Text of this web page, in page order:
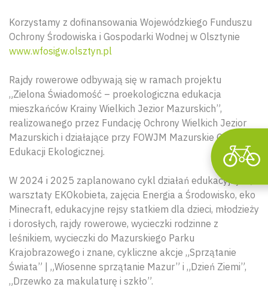
Korzystamy z dofinansowania Wojewódzkiego Funduszu
Ochrony Środowiska i Gospodarki Wodnej w Olsztynie
www.wfosigw.olsztyn.pl
Rajdy rowerowe odbywają się w ramach projektu
„Zielona Świadomość – proekologiczna edukacja
mieszkańców Krainy Wielkich Jezior Mazurskich”,
realizowanego przez Fundację Ochrony Wielkich Jezior
Mazurskich i działające przy FOWJM Mazurskie Centrum
Edukacji Ekologicznej.
W 2024 i 2025 zaplanowano cykl działań edukacyjnych,
warsztaty EKOkobieta, zajęcia Energia a Środowisko, eko
Minecraft, edukacyjne rejsy statkiem dla dzieci, młodzieży
i dorosłych, rajdy rowerowe, wycieczki rodzinne z
leśnikiem, wycieczki do Mazurskiego Parku
Krajobrazowego i znane, cykliczne akcje „Sprzątanie
Świata” | „Wiosenne sprzątanie Mazur” i „Dzień Ziemi”,
„Drzewko za makulaturę i szkło”.